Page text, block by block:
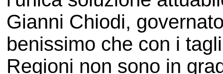
Gianni Chiodi,
benissimo che con i
Regioni non sono in